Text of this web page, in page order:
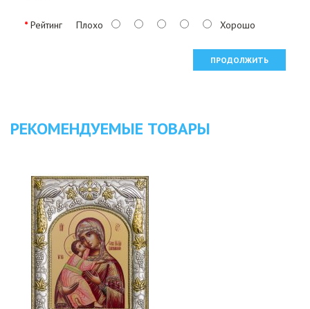
Рейтинг Плохо Хорошо
ПРОДОЛЖИТЬ
РЕКОМЕНДУЕМЫЕ ТОВАРЫ